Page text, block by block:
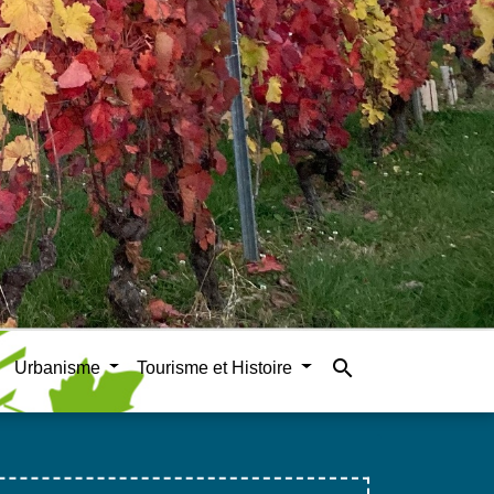
Urbanisme Tourisme et Histoire search